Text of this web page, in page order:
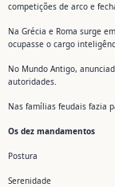
competições de arco e
Na Grécia e Roma surge
ocupasse o cargo
No Mundo Antigo,
autoridades.
Nas famílias feudais fazia
Os dez mandamentos
Postura
Serenidade